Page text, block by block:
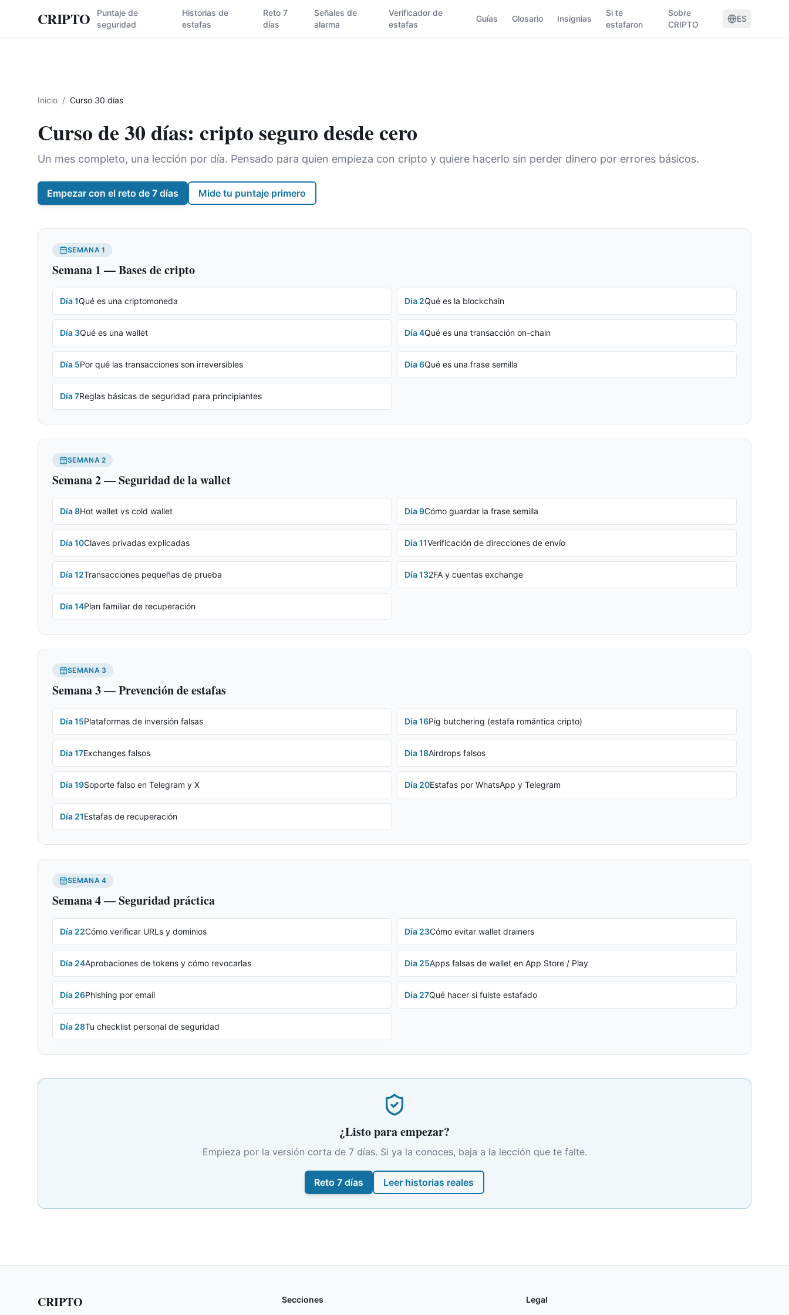
CRIPTO
Puntaje de
seguridad
Historias de
estafas
Reto 7
días
Señales de
alarma
Verificador de
estafas
Guías Glosario Insignias
Si te
estafaron
Sobre
CRIPTO
ES
Inicio / Curso 30 días
Curso de 30 días: cripto seguro desde cero
Un mes completo, una lección por día. Pensado para quien empieza con cripto y quiere hacerlo sin perder dinero por errores básicos.
Empezar con el reto de 7 días Mide tu puntaje primero
SEMANA 1
Semana 1 — Bases de cripto
Día1Qué es una criptomoneda Día 2Qué es la blockchain
Día 3Qué es una wallet Día4Qué es una transacción on-chain
Día 5Por qué las transacciones son irreversibles Día6Qué es una frase semilla
Día7Reglas básicas de seguridad para principiantes
SEMANA 2
Semana 2 — Seguridad de la wallet
Día8Hot wallet vs cold wallet Día9Cómo guardar la frase semilla
Día10Claves privadas explicadas Día11Verificación de direcciones de envío
Día12Transacciones pequeñas de prueba Día132FA y cuentas exchange
Día14Plan familiar de recuperación
SEMANA 3
Semana 3 — Prevención de estafas
Día15Plataformas de inversión falsas Día16Pig butchering (estafa romántica cripto)
Día17Exchanges falsos Día18Airdrops falsos
Día19Soporte falso en Telegram y X Día 20Estafas por WhatsApp y Telegram
Día 21Estafas de recuperación
SEMANA 4
Semana 4 — Seguridad práctica
Día 22Cómo verificar URLs y dominios Día 23Cómo evitar wallet drainers
Día 24Aprobaciones de tokens y cómo revocarlas Día 25Apps falsas de wallet en App Store / Play
Día 26Phishing por email Día 27Qué hacer si fuiste estafado
Día 28Tu checklist personal de seguridad
¿Listo para empezar?
Empieza por la versión corta de 7 días. Si ya la conoces, baja a la lección que te falte.
Reto 7 días Leer historias reales
CRIPTO
Secciones
Legal